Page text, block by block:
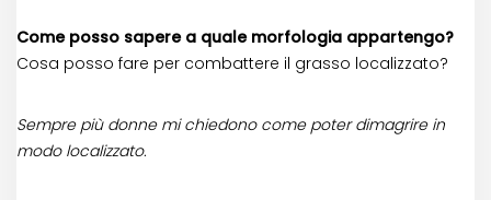
Come posso sapere a quale morfologia appartengo?
Cosa posso fare per combattere il grasso localizzato?
Sempre più donne mi chiedono come poter dimagrire in
modo localizzato.